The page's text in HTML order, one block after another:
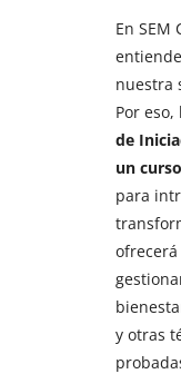
En SEM
nuestra
Por
de
un
para
y otras